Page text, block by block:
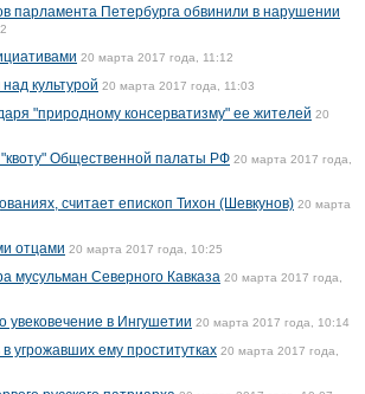
парламента Петербурга обвинили в нарушении
20 марта 2017 года, 11:12
культурой 20 марта 2017 года, 11:03
"природному консерватизму" ее жителей 20
Общественной палаты РФ 20 марта 2017 года,
считает епископ Тихон (Шевкунов) 20 марта
отцами 20 марта 2017 года, 10:25
мусульман Северного Кавказа 20 марта 2017 года,
увековечение в Ингушетии 20 марта 2017 года, 10:14
угрожавших ему проститутках 20 марта 2017 года,